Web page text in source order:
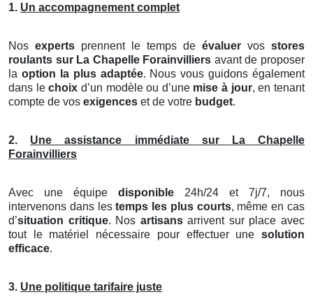
1. Un accompagnement complet
Nos experts prennent le temps de évaluer vos stores
roulants sur La Chapelle Forainvilliers avant de proposer
la option la plus adaptée. Nous vous guidons également
dans lechoix d’un modèle ou d’une mise à jour, en tenant
compte de vos exigences et de votre budget.
2. Une assistance immédiate sur La Chapelle
Forainvilliers
Avec une équipe disponible 24h/24 et 7j/7, nous
intervenons dans lestemps les plus courts, même en cas
d’situation critique. Nos artisansarrivent sur place avec
tout le matériel nécessaire pour effectuer une solution
efficace.
3. Une politique tarifaire juste